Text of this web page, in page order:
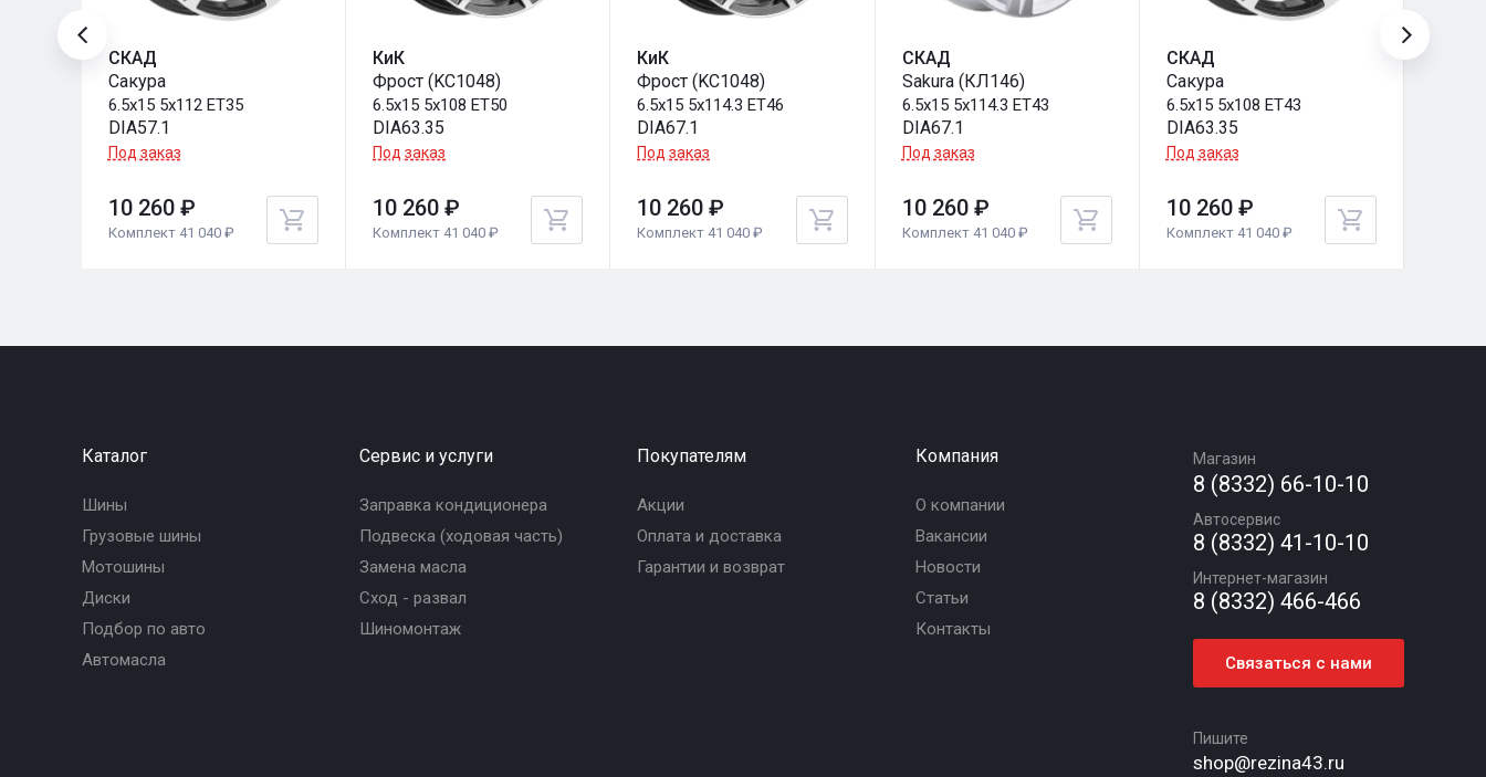
СКАД
Сакура
6.5x15 5x112 ET35
DIA57.1
Под заказ
10 260 ₽
Комплект 41 040 ₽
КиК
Фрост (KC1048)
6.5x15 5x108 ET50
DIA63.35
Под заказ
10 260 ₽
Комплект 41 040 ₽
КиК
Фрост (KC1048)
6.5x15 5x114.3 ET46
DIA67.1
Под заказ
10 260 ₽
Комплект 41 040 ₽
СКАД
Sakura (КЛ146)
6.5x15 5x114.3 ET43
DIA67.1
Под заказ
10 260 ₽
Комплект 41 040 ₽
СКАД
Сакура
6.5x15 5x108 ET43
DIA63.35
Под заказ
10 260 ₽
Комплект 41 040 ₽
Каталог
Шины
Грузовые шины
Мотошины
Диски
Подбор по авто
Автомасла
Сервис и услуги
Заправка кондиционера
Подвеска (ходовая часть)
Замена масла
Сход - развал
Шиномонтаж
Покупателям
Акции
Оплата и доставка
Гарантии и возврат
Компания
О компании
Вакансии
Новости
Статьи
Контакты
Магазин
8 (8332) 66-10-10
Автосервис
8 (8332) 41-10-10
Интернет-магазин
8 (8332) 466-466
Связаться с нами
Пишите
shop@rezina43.ru